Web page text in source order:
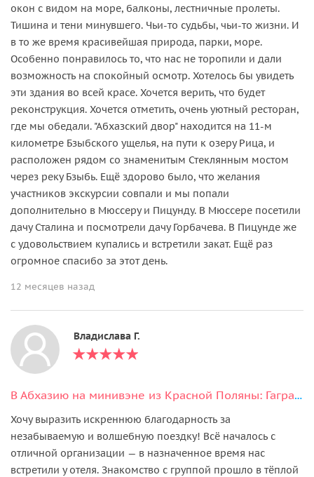
окон с видом на море, балконы, лестничные пролеты.
Тишина и тени минувшего. Чьи-то судьбы, чьи-то жизни. И
в то же время красивейшая природа, парки, море.
Особенно понравилось то, что нас не торопили и дали
возможность на спокойный осмотр. Хотелось бы увидеть
эти здания во всей красе. Хочется верить, что будет
реконструкция. Хочется отметить, очень уютный ресторан,
где мы обедали. "Абхазский двор" находится на 11-м
километре Бзыбского ущелья, на пути к озеру Рица, и
расположен рядом со знаменитым Стеклянным мостом
через реку Бзыбь. Ещё здорово было, что желания
участников экскурсии совпали и мы попали
дополнительно в Мюссеру и Пицунду. В Мюссере посетили
дачу Сталина и посмотрели дачу Горбачева. В Пицунде же
с удовольствием купались и встретили закат. Ещё раз
огромное спасибо за этот день.
12 месяцев назад
Владислава Г.
В Абхазию на минивэне из Красной Поляны: Гагра, Мандариновый сад и Рица
Хочу выразить искреннюю благодарность за
незабываемую и волшебную поездку! Всё началось с
отличной организации — в назначенное время нас
встретили у отеля. Знакомство с группой прошло в тёплой